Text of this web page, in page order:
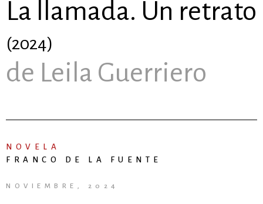
La llamada. Un retrato
(2024)
de Leila Guerriero
NOVELA
FRANCO DE LA FUENTE
NOVIEMBRE, 2024